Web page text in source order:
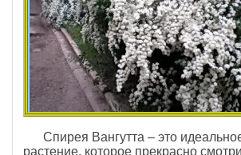
Спирея Вангутта – это
растение, которое прекрасно